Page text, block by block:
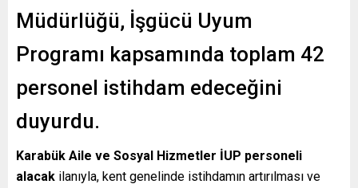
Müdürlüğü, İşgücü Uyum
Programı kapsamında toplam 42
personel istihdam edeceğini
duyurdu.
Karabük Aile ve Sosyal Hizmetler İUP personeli
alacak ilanıyla, kent genelinde istihdamın artırılması ve